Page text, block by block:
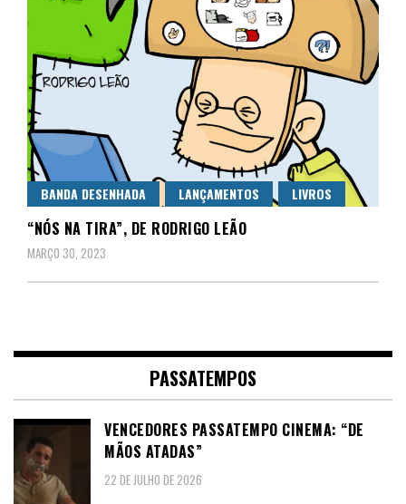
BANDA DESENHADA LANÇAMENTOS LIVROS
“NÓS NA TIRA”, DE RODRIGO LEÃO
MARÇO 30, 2023
PASSATEMPOS
VENCEDORES PASSATEMPO CINEMA: “DE
MÃOS ATADAS”
22 DE JULHO DE 2026